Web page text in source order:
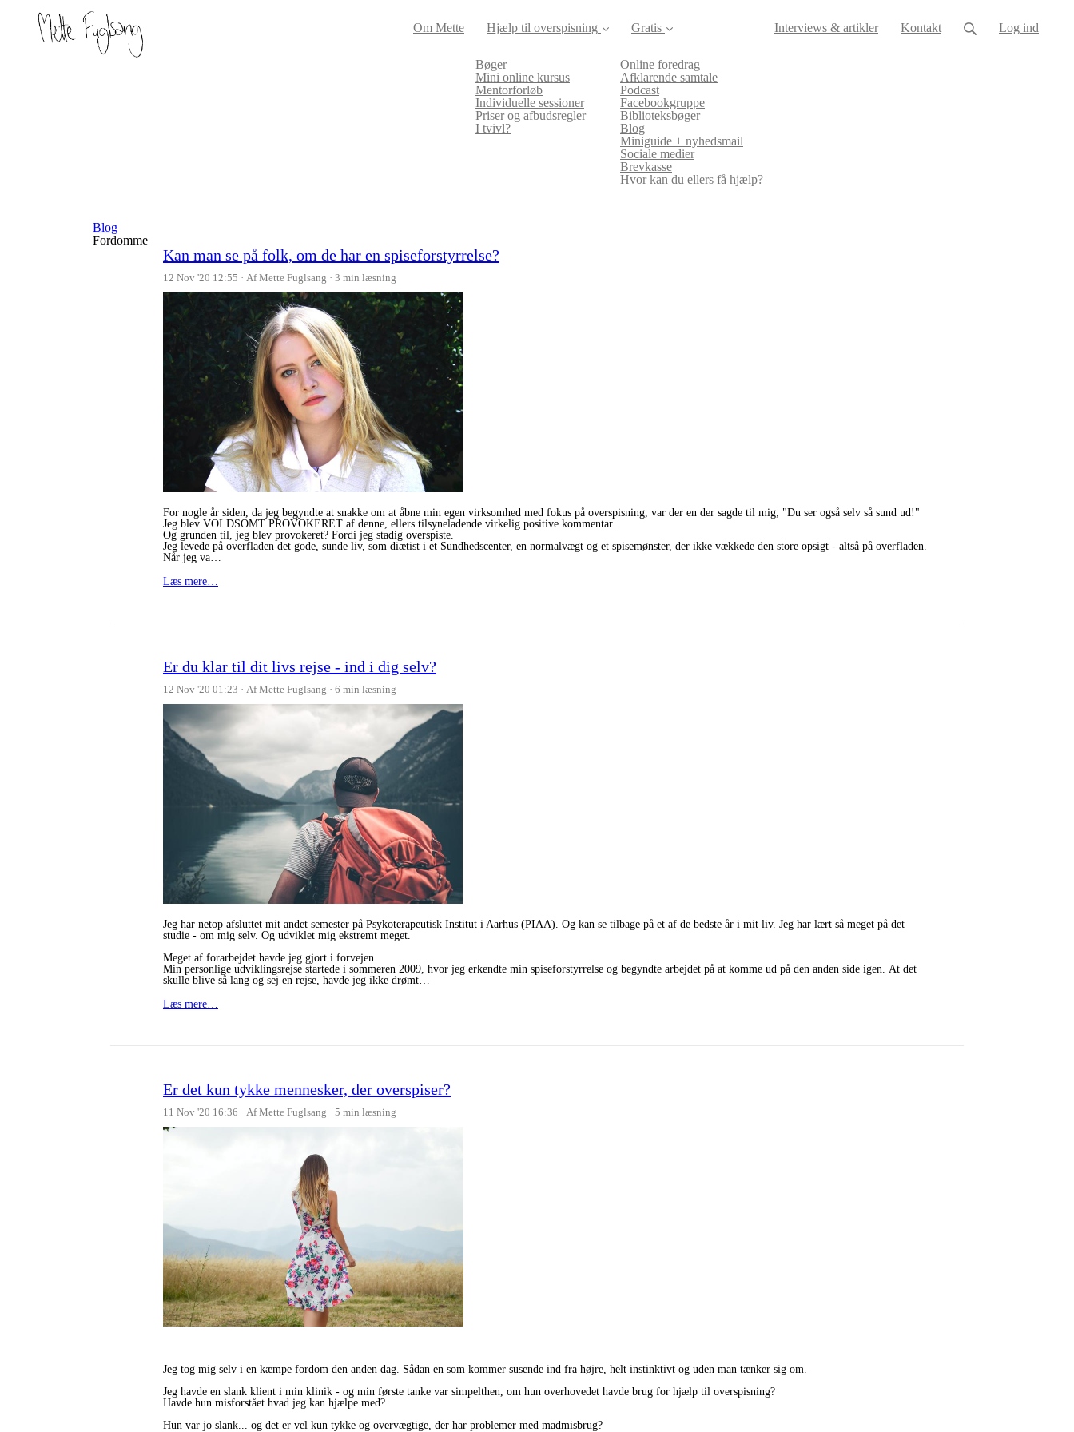
Om Mette Hjælp til overspisning
Bøger
Mini online kursus
Mentorforløb
Individuelle sessioner
Priser og afbudsregler
I tvivl?
Gratis
Online foredrag
Afklarende samtale
Podcast
Facebookgruppe
Biblioteksbøger
Blog
Miniguide + nyhedsmail
Sociale medier
Brevkasse
Hvor kan du ellers få hjælp?
Interviews & artikler Kontakt Log ind
Blog
Fordomme
Kan man se på folk, om de har en spiseforstyrrelse?
12 Nov '20 12:55 Af Mette Fuglsang 3 min læsning
For nogle år siden, da jeg begyndte at snakke om at åbne min egen virksomhed med fokus på overspisning, var der en der sagde til mig; "Du ser også selv så sund ud!"
Jeg blev VOLDSOMT PROVOKERET af denne, ellers tilsyneladende virkelig positive kommentar.
Og grunden til, jeg blev provokeret? Fordi jeg stadig overspiste.
Jeg levede på overfladen det gode, sunde liv, som diætist i et Sundhedscenter, en normalvægt og et spisemønster, der ikke vækkede den store opsigt - altså på overfladen.
Når jeg va…
Læs mere…
Er du klar til dit livs rejse - ind i dig selv?
12 Nov '20 01:23 Af Mette Fuglsang 6 min læsning
Jeg har netop afsluttet mit andet semester på Psykoterapeutisk Institut i Aarhus (PIAA). Og kan se tilbage på et af de bedste år i mit liv. Jeg har lært så meget på det
studie - om mig selv. Og udviklet mig ekstremt meget.
Meget af forarbejdet havde jeg gjort i forvejen.
Min personlige udviklingsrejse startede i sommeren 2009, hvor jeg erkendte min spiseforstyrrelse og begyndte arbejdet på at komme ud på den anden side igen. At det
skulle blive så lang og sej en rejse, havde jeg ikke drømt…
Læs mere…
Er det kun tykke mennesker, der overspiser?
11 Nov '20 16:36 Af Mette Fuglsang 5 min læsning
Jeg tog mig selv i en kæmpe fordom den anden dag. Sådan en som kommer susende ind fra højre, helt instinktivt og uden man tænker sig om.
Jeg havde en slank klient i min klinik - og min første tanke var simpelthen, om hun overhovedet havde brug for hjælp til overspisning?
Havde hun misforstået hvad jeg kan hjælpe med?
Hun var jo slank... og det er vel kun tykke og overvægtige, der har problemer med madmisbrug?